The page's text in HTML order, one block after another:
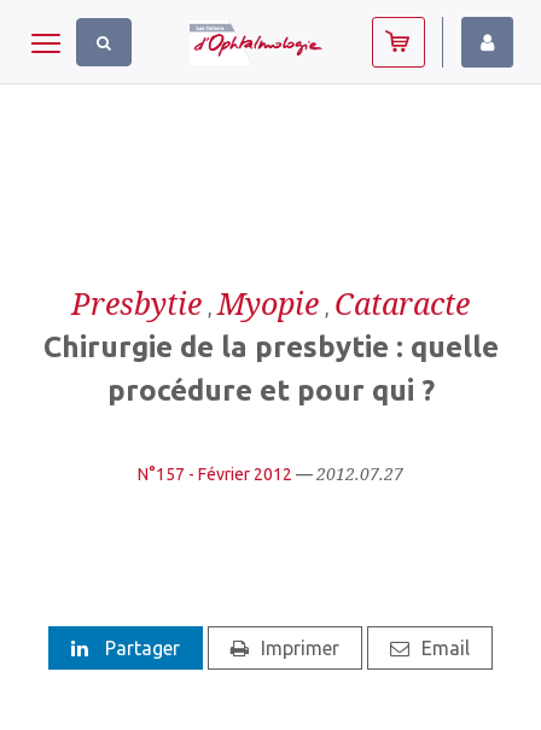
Toggle navigation
Presbytie , Myopie , Cataracte
Chirurgie de la presbytie : quelle
procédure et pour qui ?
N°157 - Février 2012 —2012.07.27
Partager Imprimer Email
Panneau de gestion des cookies